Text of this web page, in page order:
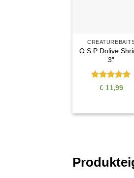
O.S.P Dolive
3″
Bewertet
von
€11,99